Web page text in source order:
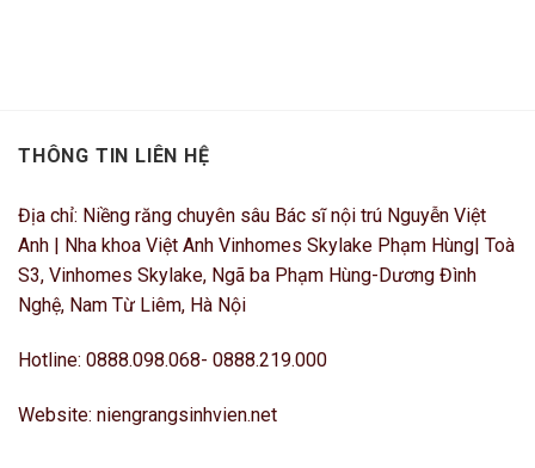
THÔNG TIN LIÊN HỆ
Địa chỉ: Niềng răng chuyên sâu Bác sĩ nội trú Nguyễn Việt
Anh | Nha khoa Việt Anh Vinhomes Skylake Phạm Hùng| Toà
S3, Vinhomes Skylake, Ngã ba Phạm Hùng-Dương Đình
Nghệ, Nam Từ Liêm, Hà Nội
Hotline: 0888.098.068- 0888.219.000
Website: niengrangsinhvien.net